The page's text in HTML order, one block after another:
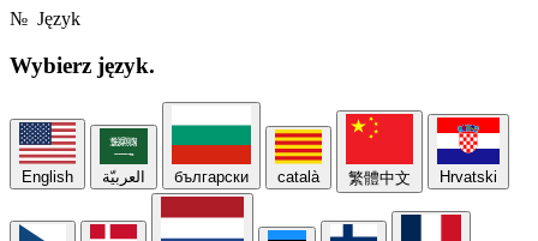
№ Język
Wybierz język.
English العربيّة български català 繁體中文 Hrvatski